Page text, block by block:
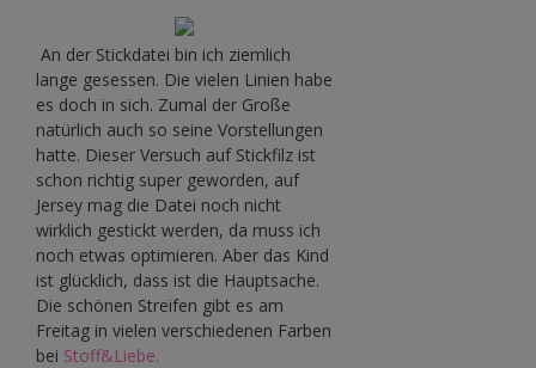
An der Stickdatei bin ich ziemlich
lange gesessen. Die vielen Linien habe
es doch in sich. Zumal der Große
natürlich auch so seine Vorstellungen
hatte. Dieser Versuch auf Stickfilz ist
schon richtig super geworden, auf
Jersey mag die Datei noch nicht
wirklich gestickt werden, da muss ich
noch etwas optimieren. Aber das Kind
ist glücklich, dass ist die Hauptsache.
Die schönen Streifen gibt es am
Freitag in vielen verschiedenen Farben
bei Stoff&Liebe.